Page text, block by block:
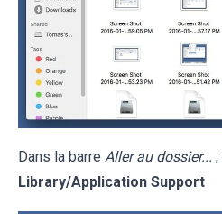
Dans la barre Aller au dossier... ,
Library/Application Support